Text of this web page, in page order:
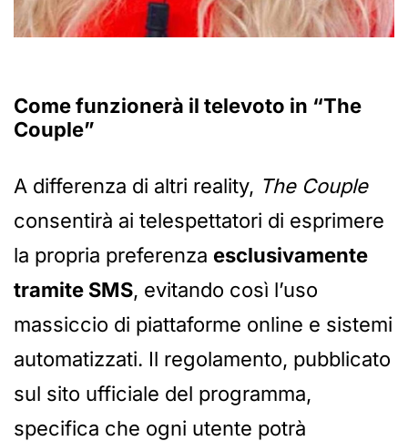
Come funzionerà il televoto in “The
Couple”
A differenza di altri reality, The Couple
consentirà ai telespettatori di esprimere
la propria preferenza esclusivamente
tramite SMS, evitando così l’uso
massiccio di piattaforme online e sistemi
automatizzati. Il regolamento, pubblicato
sul sito ufficiale del programma,
specifica che ogni utente potrà